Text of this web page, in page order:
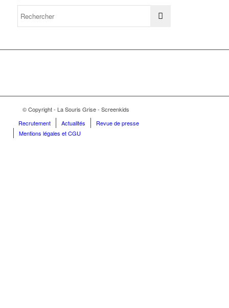
© Copyright - La Souris Grise - Screenkids
Recrutement
Actualités
Revue de presse
Mentions légales et CGU